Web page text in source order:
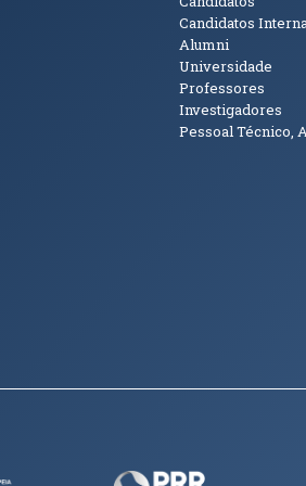
Candidatos
Alumni
Universidade
Professores
Investigadores
Pessoal Técnico,
(abre em nova janela)